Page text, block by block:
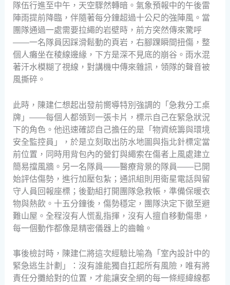
隊伍行進至中午，天空驟然轉暗。氣象預報中的午後雷
陣雨提前降臨，伴隨著每分鐘超過十公尺的強陣風。當
團隊通過一處需要拉繩的岩壁時，前方突然傳來驚呼
——一名隊員因踩滑鬆動的頁岩，右腳踝瞬間扭傷，整
個人癱坐在稜線邊緣，下方是深不見底的崩谷。雨水混
著汗水模糊了視線，對講機中傳來雜訊，領隊的聲音被
風撕碎。
此時，陳建仁想起出發前嚮導特別強調的「急救分工桌
牌」——每個人都領到一張卡片，標示自己在緊急狀況
下的角色。他迅速確認自己擔任的是「物資統籌與環境
安全監控員」，於是立刻取出防水地圖與指北針標定當
前位置，同時用背包內的營釘與繩索在傷者上風處建立
簡易擋風牆。另一名隊員——醫療背景的隊員——已開
始評估傷勢，進行加壓包紮；通訊組則用衛星電話與留
守人員回報座標；後勤組打開團隊急救帳，準備保暖衣
物與熱飲。十五分鐘後，傷勢穩定，團隊決定下徹至避
難山屋。全程沒有人慌亂指揮，沒有人擅自移動傷患，
每一個動作都像是精密儀器上的齒輪。
事後檢討時，陳建仁將這次經驗比喻為「室內設計中的
緊急逃生計劃」：沒有誰能獨自扛起所有風險，唯有將
責任分攤給對的位置，才能讓安全網的每一條經緯線都